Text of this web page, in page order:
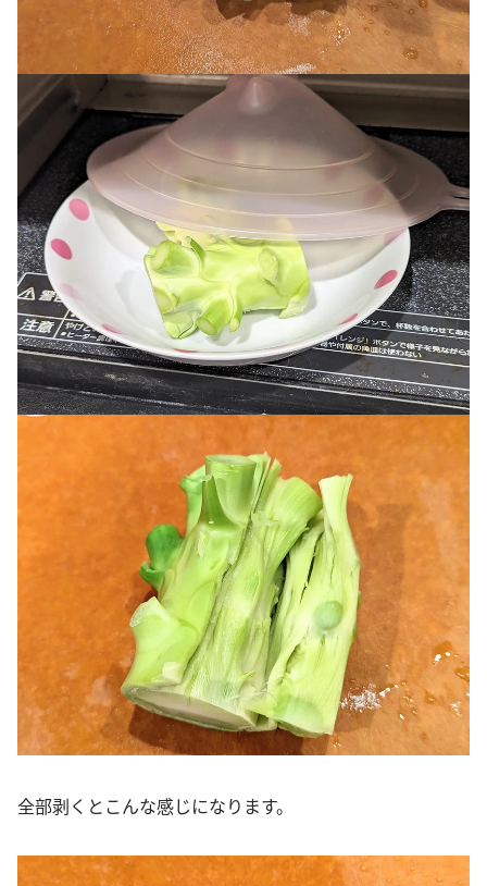
全部剥くとこんな感じになります。